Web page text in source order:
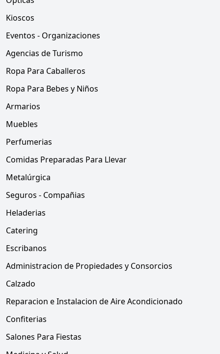
Kioscos
Eventos - Organizaciones
Agencias de Turismo
Ropa Para Caballeros
Ropa Para Bebes y Niños
Armarios
Muebles
Perfumerias
Comidas Preparadas Para Llevar
Metalúrgica
Seguros - Compañias
Heladerias
Catering
Escribanos
Administracion de Propiedades y Consorcios
Calzado
Reparacion e Instalacion de Aire Acondicionado
Confiterias
Salones Para Fiestas